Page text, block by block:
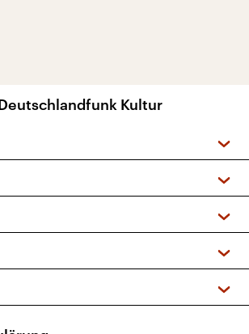
Kultur
und Podcasts
Kinderprogramm
(UKW + DAB+)